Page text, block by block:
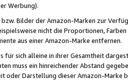
Werbung).
bzw. Bilder der Amazon-Marken zur
nicht die Proportionen,
aus einer Amazon-Marke entfernen.
für sich alleine in ihrer Gesamtheit
muss ein hinreichender Abstand
oder Darstellung dieser Amazon-Marke